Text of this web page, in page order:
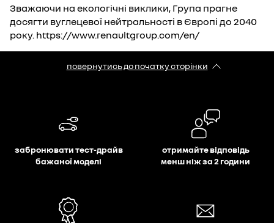
Зважаючи на екологічні виклики, Група прагне
досягти вуглецевої нейтральності в Європі до 2040
року. https://www.renaultgroup.com/en/
повернутись до початку сторінки
забронювати тест-драйв
бажаної моделі
отримайте відповідь
менш ніж за 2 години